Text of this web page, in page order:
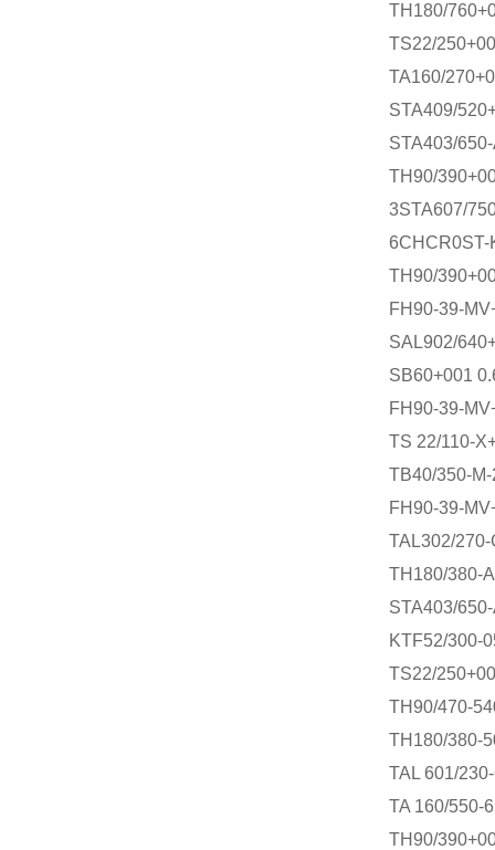
TH180/
TS22/
TA160/
STA409/
STA403/
TH90/
3STA607/
6CHCR0ST-
TH90/
FH90-39-
SAL902/
SB60+001
FH90-39-
TS 22/110-
TB40/350-
FH90-39-
TAL302/270-
TH180/380-
STA403/
KTF52/300-
TS22/
TH90/470-
TH180/380-
TAL 601/
TA 160/550-
TH90/